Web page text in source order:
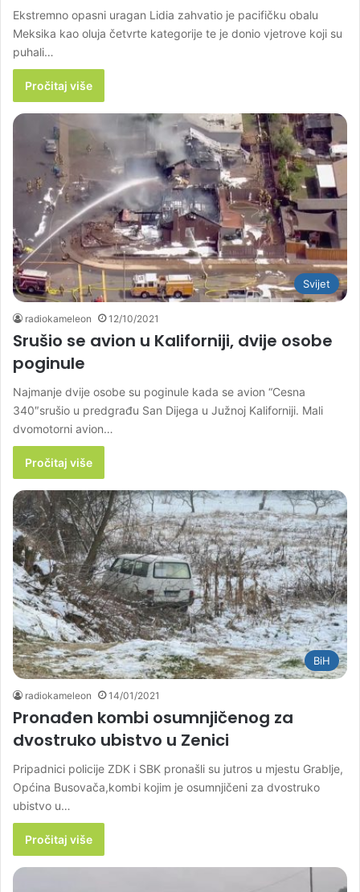
Ekstremno opasni uragan Lidia zahvatio je pacifičku obalu
Meksika kao oluja četvrte kategorije te je donio vjetrove koji su
puhali…
Pročitaj više
Svijet
radiokameleon 12/10/2021
Srušio se avion u Kaliforniji, dvije osobe
poginule
Najmanje dvije osobe su poginule kada se avion “Cesna
340″srušio u predgrađu San Dijega u Južnoj Kaliforniji. Mali
dvomotorni avion…
Pročitaj više
BiH
radiokameleon 14/01/2021
Pronađen kombi osumnjičenog za
dvostruko ubistvo u Zenici
Pripadnici policije ZDK i SBK pronašli su jutros u mjestu Grablje,
Općina Busovača,kombi kojim je osumnjičeni za dvostruko
ubistvo u…
Pročitaj više